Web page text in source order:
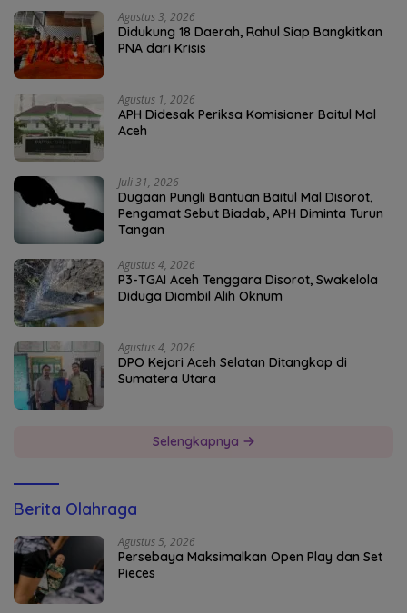
Agustus 3, 2026
Didukung 18 Daerah, Rahul Siap Bangkitkan
PNA dari Krisis
Agustus 1, 2026
APH Didesak Periksa Komisioner Baitul Mal
Aceh
Juli 31, 2026
Dugaan Pungli Bantuan Baitul Mal Disorot,
Pengamat Sebut Biadab, APH Diminta Turun
Tangan
Agustus 4, 2026
P3-TGAI Aceh Tenggara Disorot, Swakelola
Diduga Diambil Alih Oknum
Agustus 4, 2026
DPO Kejari Aceh Selatan Ditangkap di
Sumatera Utara
Selengkapnya
Berita Olahraga
Agustus 5, 2026
Persebaya Maksimalkan Open Play dan Set
Pieces